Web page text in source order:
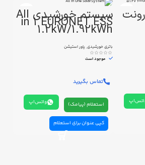
سیستم خورشیدی Allin 1 EURONET ESS
1.2kW/1.92kWh
باتری خورشیدی,پاور استیشن
موجود است
تماس بگیرید
استعلام (پیامک) واتس‌اپ
کپی عنوان برای استعلام